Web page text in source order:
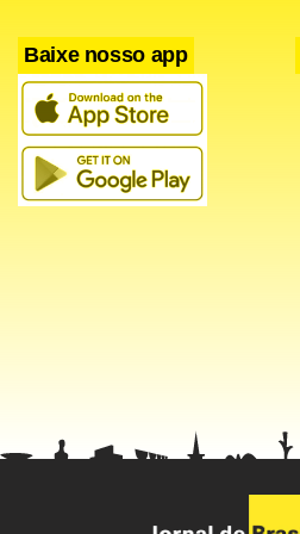
Baixe nosso app